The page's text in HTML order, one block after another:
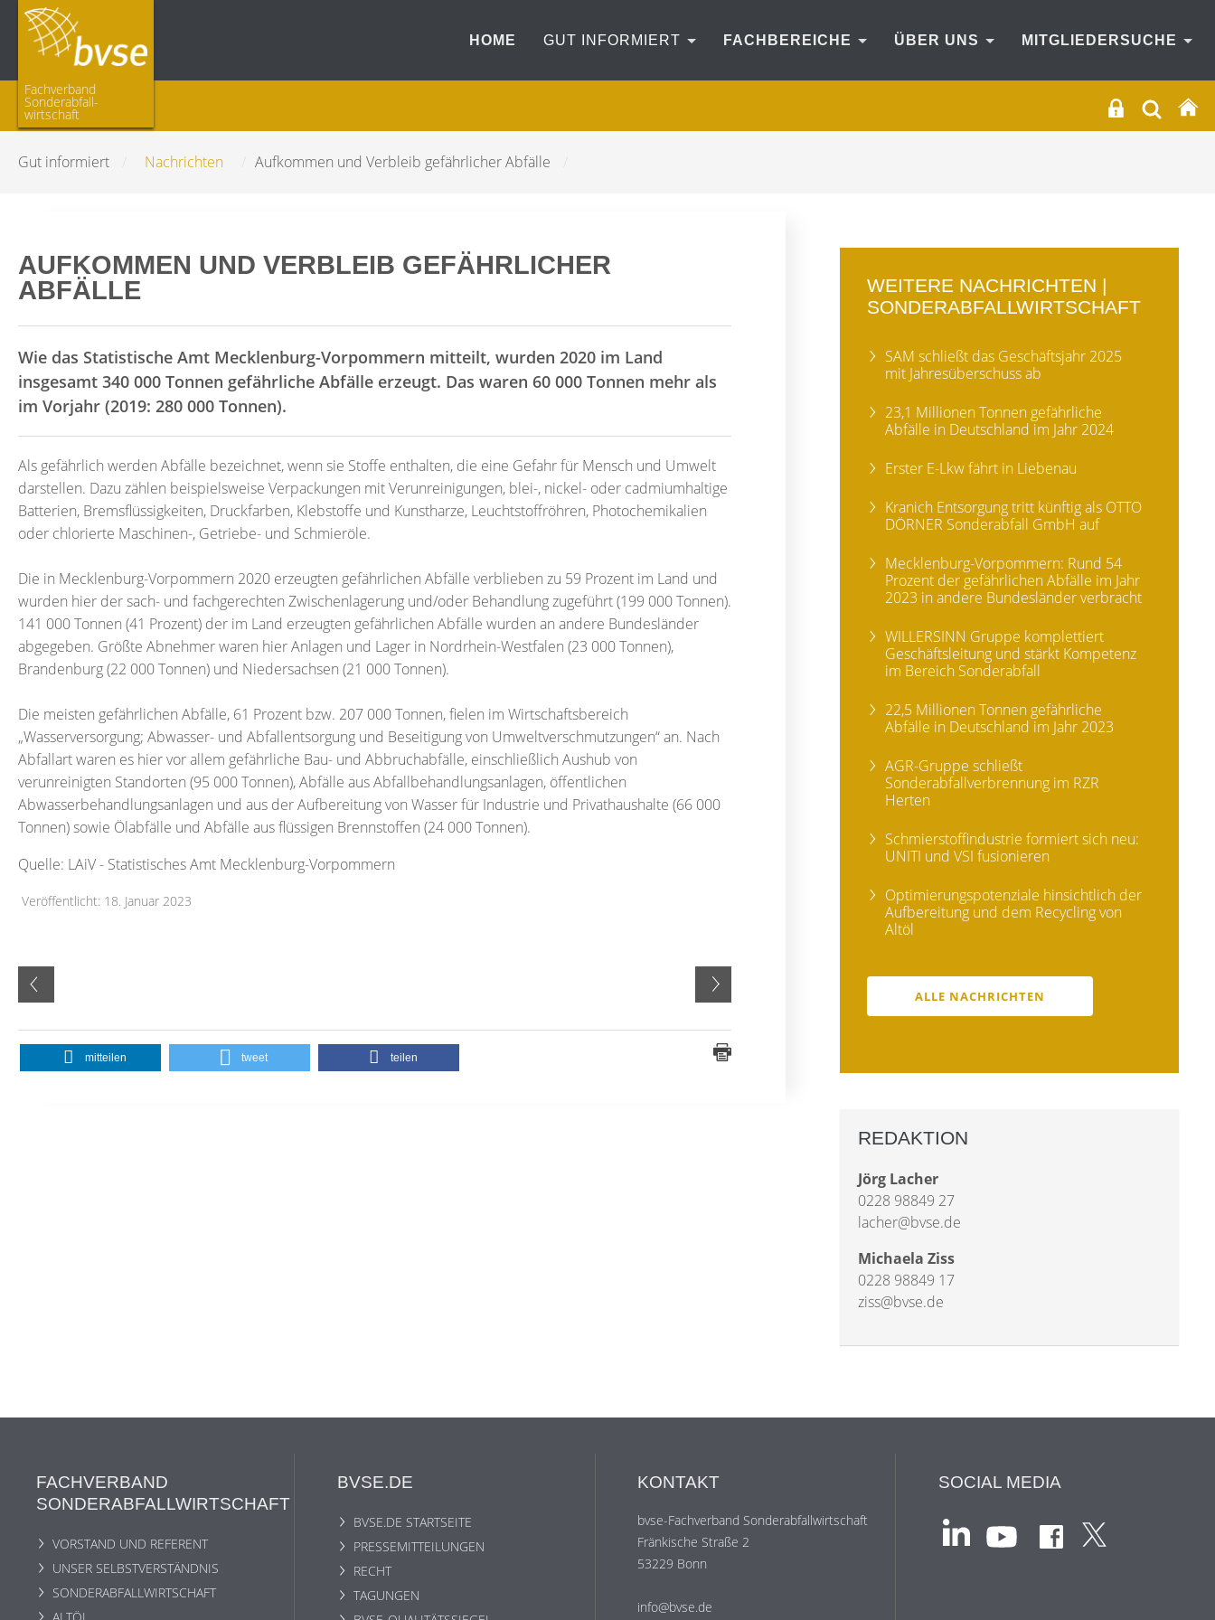
Fachverband
Sonderabfall­
wirtschaft
HOME GUT INFORMIERT FACHBEREICHE ÜBER UNS MITGLIEDERSUCHE
Gut informiert Nachrichten Aufkommen und Verbleib gefährlicher Abfälle
AUFKOMMEN UND VERBLEIB GEFÄHRLICHER
ABFÄLLE
Wie das Statistische Amt Mecklenburg-Vorpommern mitteilt, wurden 2020 im Land
insgesamt 340 000 Tonnen gefährliche Abfälle erzeugt. Das waren 60 000 Tonnen mehr als
im Vorjahr (2019: 280 000 Tonnen).
Als gefährlich werden Abfälle bezeichnet, wenn sie Stoffe enthalten, die eine Gefahr für Mensch und Umwelt
darstellen. Dazu zählen beispielsweise Verpackungen mit Verunreinigungen, blei-, nickel- oder cadmiumhaltige
Batterien, Bremsflüssigkeiten, Druckfarben, Klebstoffe und Kunstharze, Leuchtstoffröhren, Photochemikalien
oder chlorierte Maschinen-, Getriebe- und Schmieröle.
Die in Mecklenburg-Vorpommern 2020 erzeugten gefährlichen Abfälle verblieben zu 59 Prozent im Land und
wurden hier der sach- und fachgerechten Zwischenlagerung und/oder Behandlung zugeführt (199 000 Tonnen).
141 000 Tonnen (41 Prozent) der im Land erzeugten gefährlichen Abfälle wurden an andere Bundesländer
abgegeben. Größte Abnehmer waren hier Anlagen und Lager in Nordrhein-Westfalen (23 000 Tonnen),
Brandenburg (22 000 Tonnen) und Niedersachsen (21 000 Tonnen).
Die meisten gefährlichen Abfälle, 61 Prozent bzw. 207 000 Tonnen, fielen im Wirtschaftsbereich
„Wasserversorgung; Abwasser- und Abfallentsorgung und Beseitigung von Umweltverschmutzungen“ an. Nach
Abfallart waren es hier vor allem gefährliche Bau- und Abbruchabfälle, einschließlich Aushub von
verunreinigten Standorten (95 000 Tonnen), Abfälle aus Abfallbehandlungsanlagen, öffentlichen
Abwasserbehandlungsanlagen und aus der Aufbereitung von Wasser für Industrie und Privathaushalte (66 000
Tonnen) sowie Ölabfälle und Abfälle aus flüssigen Brennstoffen (24 000 Tonnen).
Quelle: LAiV - Statistisches Amt Mecklenburg-Vorpommern
Veröffentlicht: 18. Januar 2023
mitteilen tweet teilen
WEITERE NACHRICHTEN |
SONDERABFALLWIRTSCHAFT
SAM schließt das Geschäftsjahr 2025
mit Jahresüberschuss ab
23,1 Millionen Tonnen gefährliche
Abfälle in Deutschland im Jahr 2024
Erster E-Lkw fährt in Liebenau
Kranich Entsorgung tritt künftig als OTTO
DÖRNER Sonderabfall GmbH auf
Mecklenburg-Vorpommern: Rund 54
Prozent der gefährlichen Abfälle im Jahr
2023 in andere Bundesländer verbracht
WILLERSINN Gruppe komplettiert
Geschäftsleitung und stärkt Kompetenz
im Bereich Sonderabfall
22,5 Millionen Tonnen gefährliche
Abfälle in Deutschland im Jahr 2023
AGR-Gruppe schließt
Sonderabfallverbrennung im RZR
Herten
Schmierstoffindustrie formiert sich neu:
UNITI und VSI fusionieren
Optimierungspotenziale hinsichtlich der
Aufbereitung und dem Recycling von
Altöl
ALLE NACHRICHTEN
REDAKTION
Jörg Lacher
0228 98849 27
lacher@bvse.de
Michaela Ziss
0228 98849 17
ziss@bvse.de
FACHVERBAND
SONDERABFALLWIRTSCHAFT
VORSTAND UND REFERENT
UNSER SELBSTVERSTÄNDNIS
SONDERABFALLWIRTSCHAFT
BVSE.DE
BVSE.DE STARTSEITE
PRESSEMITTEILUNGEN
RECHT
TAGUNGEN
KONTAKT
bvse-Fachverband Sonderabfallwirtschaft
Fränkische Straße 2
53229 Bonn
info@bvse.de
SOCIAL MEDIA